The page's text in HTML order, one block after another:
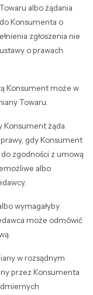
albo żądania
Konsumenta o
zgłoszenia nie
o prawach
Konsument może w
Towaru.
Konsument żąda
gdy Konsument
zgodności z umową
albo
wymagałyby
może odmówić
w rozsądnym
przez Konsumenta